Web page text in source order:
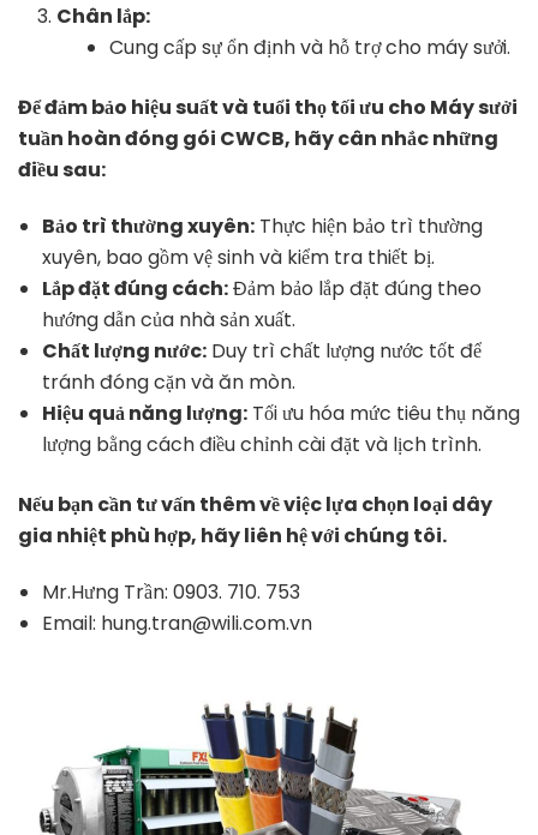
Chân lắp:
Cung cấp sự ổn định và hỗ trợ cho máy sưởi.
Để đảm bảo hiệu suất và tuổi thọ tối ưu cho Máy sưởi
tuần hoàn đóng gói CWCB, hãy cân nhắc những
điều sau:
Bảo trì thường xuyên: Thực hiện bảo trì thường
xuyên, bao gồm vệ sinh và kiểm tra thiết bị.
Lắp đặt đúng cách:Đảm bảo lắp đặt đúng theo
hướng dẫn của nhà sản xuất.
Chất lượng nước: Duy trì chất lượng nước tốt để
tránh đóng cặn và ăn mòn.
Hiệu quả năng lượng: Tối ưu hóa mức tiêu thụ năng
lượng bằng cách điều chỉnh cài đặt và lịch trình.
Nếu bạn cần tư vấn thêm về việc lựa chọn loại dây
gia nhiệt phù hợp, hãy liên hệ với chúng tôi.
Mr.Hưng Trần: 0903. 710. 753
Email: hung.tran@wili.com.vn